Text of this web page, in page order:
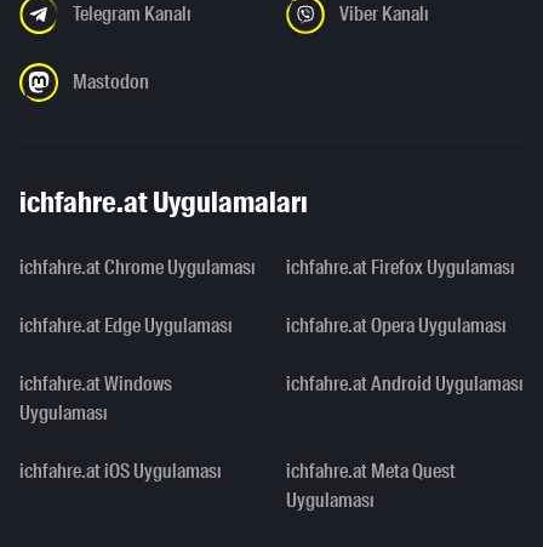
Telegram Kanalı Viber Kanalı
Mastodon
ichfahre.at Uygulamaları
ichfahre.at Chrome Uygulaması ichfahre.at Firefox Uygulaması
ichfahre.at Edge Uygulaması ichfahre.at Opera Uygulaması
ichfahre.at Windows
Uygulaması
ichfahre.at Android Uygulaması
ichfahre.at iOS Uygulaması
ichfahre.at Meta Quest
Uygulaması